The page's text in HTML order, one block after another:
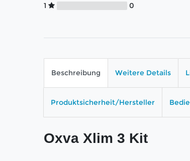
1
0
Beschreibung Weitere Details
Produktsicherheit/Hersteller
Oxva Xlim 3 Kit